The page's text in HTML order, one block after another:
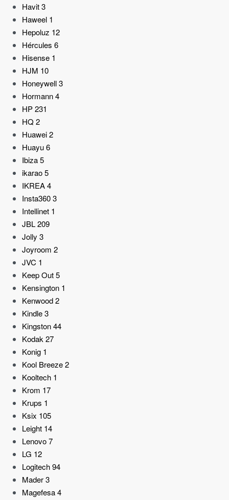
Havit3
Haweel 1
Hepoluz 12
Hércules 6
Hisense 1
HJM 10
Honeywell3
Hormann4
HP231
HQ 2
Huawei2
Huayu6
Ibiza5
ikarao5
IKREA4
Insta3603
Intellinet 1
JBL209
Jolly 3
Joyroom 2
JVC 1
Keep Out5
Kensington 1
Kenwood2
Kindle3
Kingston44
Kodak27
Konig 1
Kool Breeze2
Kooltech 1
Krom 17
Krups 1
Ksix 105
Leight 14
Lenovo7
LG 12
Logitech94
Mader3
Magefesa4